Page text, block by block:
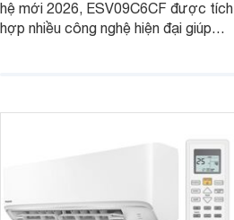
hệ mới 2026, ESV09C6CF được tích
hợp nhiều công nghệ hiện đại giúp